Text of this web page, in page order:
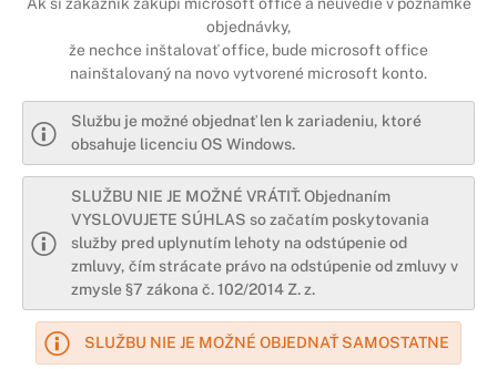
objednávky,
že nechce inštalovať office, bude microsoft office
nainštalovaný na novo vytvorené microsoft konto.
Službu je možné objednať len k zariadeniu, ktoré
obsahuje licenciu OS Windows.
SLUŽBU NIE JE MOŽNÉ VRÁTIŤ. Objednaním
VYSLOVUJETE SÚHLAS so začatím poskytovania
služby pred uplynutím lehoty na odstúpenie od
zmluvy, čím strácate právo na odstúpenie od zmluvy v
zmysle §7 zákona č. 102/2014 Z. z.
SLUŽBU NIE JE MOŽNÉ OBJEDNAŤ SAMOSTATNE